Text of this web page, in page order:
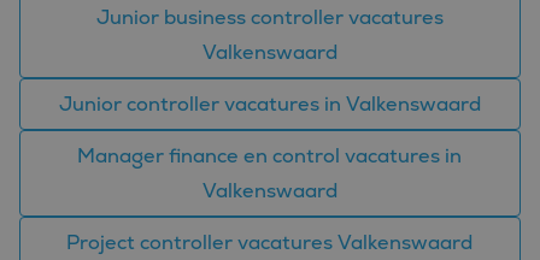
Junior business controller vacatures
Valkenswaard
Junior controller vacatures in Valkenswaard
Manager finance en control vacatures in
Valkenswaard
Project controller vacatures Valkenswaard